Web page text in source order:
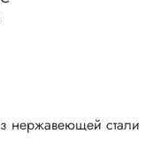
нержавеющей стали